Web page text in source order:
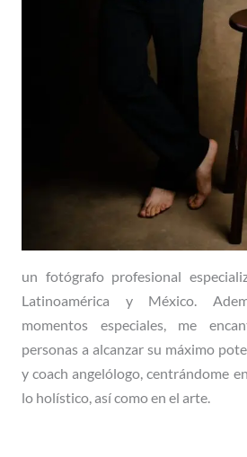
un fotógrafo profesional
Latinoamérica y México.
momentos especiales, me
personas a alcanzar su máximo
y coach angelólogo, centrándome
lo holístico, así como en el arte.